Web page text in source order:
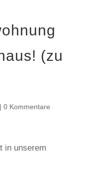
(zu
| 0 Kommentare
in unserem